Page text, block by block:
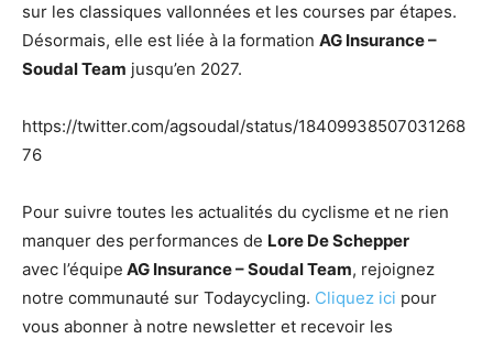
sur les classiques vallonnées et les courses par étapes.
Désormais, elle est liée à la formation AG Insurance –
Soudal Team jusqu’en 2027.
https://twitter.com/agsoudal/status/18409938507031268
76
Pour suivre toutes les actualités du cyclisme et ne rien
manquer des performances de Lore De Schepper
avec l’équipe AG Insurance – Soudal Team, rejoignez
notre communauté sur Todaycycling. Cliquez ici pour
vous abonner à notre newsletter et recevoir les